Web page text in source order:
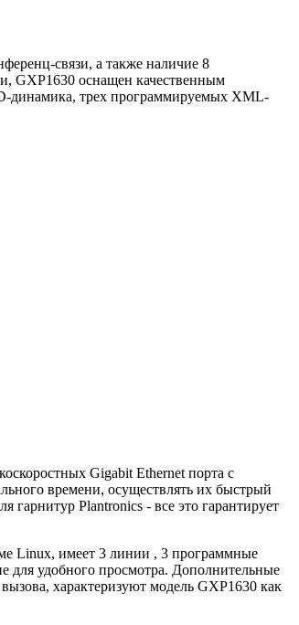
связи, а также наличие 8
GXP1630 оснащен качественным
динамика, трех программируемых XML-
Gigabit Ethernet порта с
времени, осуществлять их быстрый
Plantronics - все это гарантирует
Linux, имеет 3 линии , 3 программные
для удобного просмотра. Дополнительные
характеризуют модель GXP1630 как